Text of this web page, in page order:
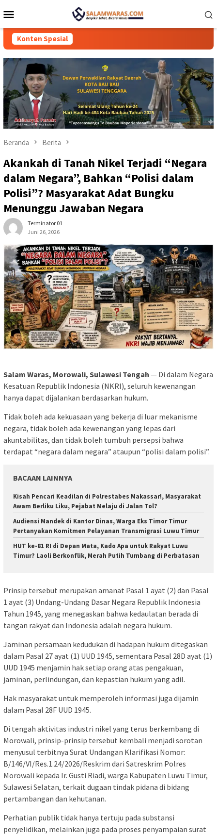
ke
Mobile
Konten Spesial
Beranda Berita
Akankah di Tanah Nikel Terjadi “Negara
dalam Negara”, Bahkan “Polisi dalam
Polisi”? Masyarakat Adat Bungku
Menunggu Jawaban Negara
Terminator 01
Juni 26, 2026
Salam Waras, Morowali, Sulawesi Tengah — Di dalam Negara
Kesatuan Republik Indonesia (NKRI), seluruh kewenangan
hanya dapat dijalankan berdasarkan hukum.
Tidak boleh ada kekuasaan yang bekerja di luar mekanisme
negara, tidak boleh ada kewenangan yang lepas dari
akuntabilitas, dan tidak boleh tumbuh persepsi bahwa
terdapat “negara dalam negara” ataupun “polisi dalam polisi”.
BACAAN LAINNYA
Kisah Pencari Keadilan di Polrestabes Makassar!, Masyarakat
Awam Berliku Liku, Pejabat Melaju di Jalan Tol?
Audiensi Mandek di Kantor Dinas, Warga Eks Timor Timur
Pertanyakan Komitmen Pelayanan Transmigrasi Luwu Timur
HUT ke-81 RI di Depan Mata, Kado Apa untuk Rakyat Luwu
Timur? Laoli Berkonflik, Merah Putih Tumbang di Perbatasan
Prinsip tersebut merupakan amanat Pasal 1 ayat (2) dan Pasal
1 ayat (3) Undang-Undang Dasar Negara Republik Indonesia
Tahun 1945, yang menegaskan bahwa kedaulatan berada di
tangan rakyat dan Indonesia adalah negara hukum.
Jaminan persamaan kedudukan di hadapan hukum ditegaskan
dalam Pasal 27 ayat (1) UUD 1945, sementara Pasal 28D ayat (1)
UUD 1945 menjamin hak setiap orang atas pengakuan,
jaminan, perlindungan, dan kepastian hukum yang adil.
Hak masyarakat untuk memperoleh informasi juga dijamin
dalam Pasal 28F UUD 1945.
Di tengah aktivitas industri nikel yang terus berkembang di
Morowali, prinsip-prinsip tersebut kembali menjadi sorotan
menyusul terbitnya Surat Undangan Klarifikasi Nomor:
B/146/VI/Res.1.24/2026/Reskrim dari Satreskrim Polres
Morowali kepada Ir. Gusti Riadi, warga Kabupaten Luwu Timur,
Sulawesi Selatan, terkait dugaan tindak pidana di bidang
pertambangan dan kehutanan.
Perhatian publik tidak hanya tertuju pada substansi
penyelidikan, melainkan juga pada proses penyampaian surat